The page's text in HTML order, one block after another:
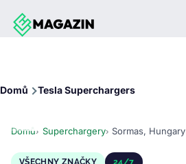
Přejít k hlavnímu obsahu
Domů Tesla Superchargers
Domů Superchargery Sormas, Hungary
VŠECHNY ZNAČKY 24/7